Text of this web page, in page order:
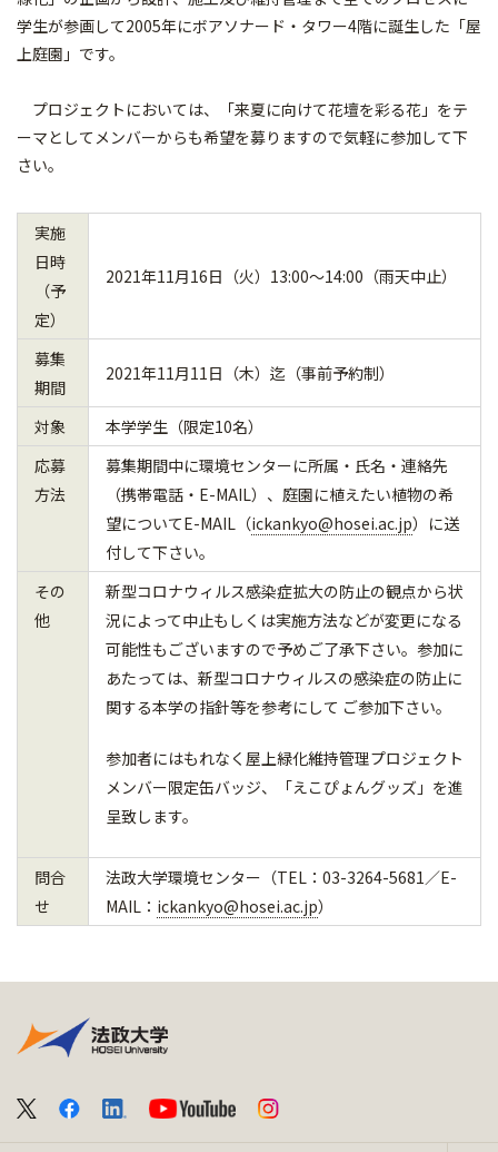
学生が参画して2005年にボアソナード・タワー4階に誕生した「屋
上庭園」です。
プロジェクトにおいては、「来夏に向けて花壇を彩る花」をテ
ーマとしてメンバーからも希望を募りますので気軽に参加して下
さい。
実施
日時
（予
定）
2021年11月16日（火）13:00～14:00（雨天中止）
募集
期間
2021年11月11日（木）迄（事前予約制）
対象
本学学生（限定10名）
応募
方法
募集期間中に環境センターに所属・氏名・連絡先
（携帯電話・E-MAIL）、庭園に植えたい植物の希
望についてE-MAIL（ickankyo@hosei.ac.jp）に送
付して下さい。
その
他
新型コロナウィルス感染症拡大の防止の観点から状
況によって中止もしくは実施方法などが変更になる
可能性もございますので予めご了承下さい。参加に
あたっては、新型コロナウィルスの感染症の防止に
関する本学の指針等を参考にして ご参加下さい。
参加者にはもれなく屋上緑化維持管理プロジェクト
メンバー限定缶バッジ、「えこぴょんグッズ」を進
呈致します。
問合
せ
法政大学環境センター（TEL：03-3264-5681／E-
MAIL： ickankyo@hosei.ac.jp）